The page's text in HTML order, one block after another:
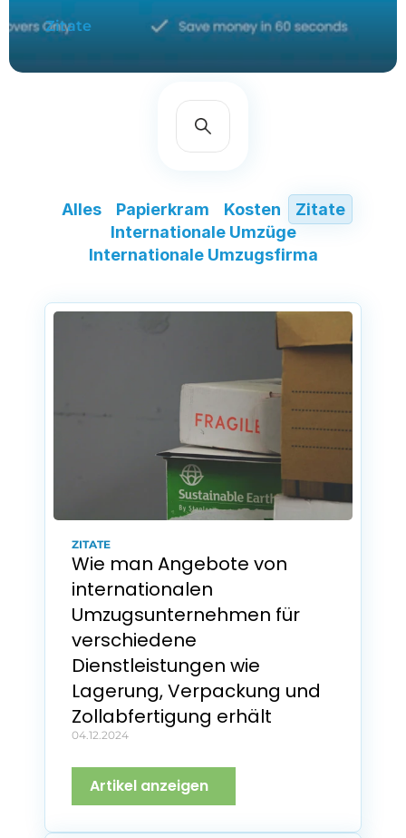
Zitate
Alles Papierkram Kosten
Zitate
Internationale Umzüge
Internationale Umzugsfirma
ZITATE
Wie man Angebote von
internationalen
Umzugsunternehmen für
verschiedene
Dienstleistungen wie
Lagerung, Verpackung und
Zollabfertigung erhält
04.12.2024
Artikel anzeigen